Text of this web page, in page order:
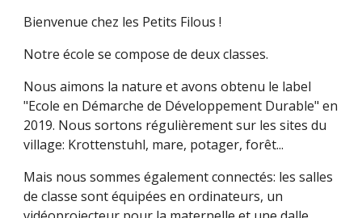
Bienvenue chez les Petits Filous !
Notre école se compose de deux classes.
Nous aimons la nature et avons obtenu le label
"Ecole en Démarche de Développement Durable" en
2019. Nous sortons régulièrement sur les sites du
village: Krottenstuhl, mare, potager, forêt...
Mais nous sommes également connectés: les salles
de classe sont équipées en ordinateurs, un